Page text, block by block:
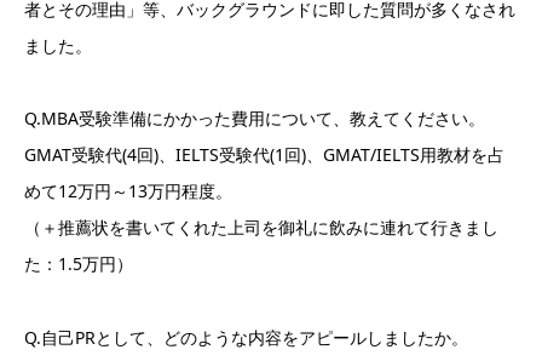
者とその理由」等、バックグラウンドに即した質問が多くなされ
ました。
Q.MBA受験準備にかかった費用について、教えてください。
GMAT受験代(4回)、IELTS受験代(1回)、GMAT/IELTS用教材を占
めて12万円～13万円程度。
（＋推薦状を書いてくれた上司を御礼に飲みに連れて行きまし
た：1.5万円）
Q.自己PRとして、どのような内容をアピールしましたか。